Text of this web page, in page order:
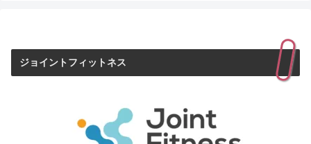
ジョイントフィットネス